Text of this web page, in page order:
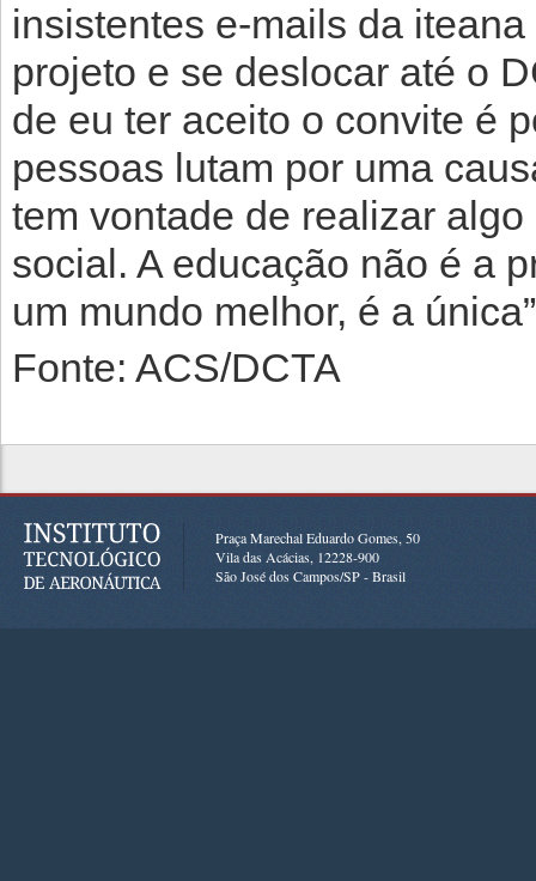
insistentes e-mails da
projeto e se deslocar até o
de eu ter aceito o convite é
pessoas lutam por uma
tem vontade de realizar
social. A educação não é a
um mundo melhor, é a
Fonte: ACS/DCTA
Praça Marechal Eduardo Gomes, 50
Vila das Acácias, 12228-900
São José dos Campos/SP - Brasil